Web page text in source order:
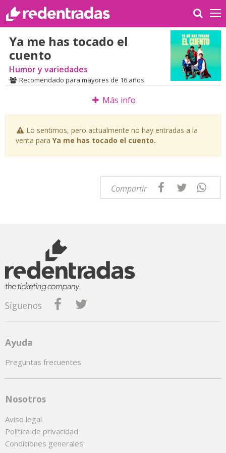
Ya me has tocado el
cuento
Humor y variedades
Recomendado para mayores de 16 años
Más info
Lo sentimos, pero actualmente no hay entradas a la
venta para Ya me has tocado el cuento.
Compartir
Síguenos
Ayuda
Preguntas frecuentes
Nosotros
Aviso legal
Política de privacidad
Condiciones generales